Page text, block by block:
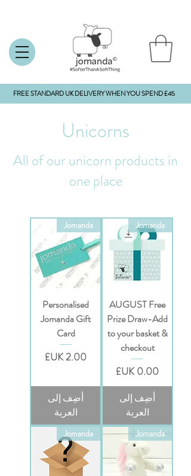
FREE STANDARD UK DELIVERY WHEN YOU SPEND £45
Unicorns
All of our unicorn products in
one place
Jomanda
AUGUST Free
Prize Draw-Add
to your basket &
checkout
السعر
أضِف إلى
العربة
Jomanda
Personalised
Jomanda Gift
Card
السعر
أضِف إلى
العربة
Jomanda
Jomanda